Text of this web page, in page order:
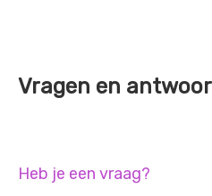
Vragen en
Heb je een vraag?